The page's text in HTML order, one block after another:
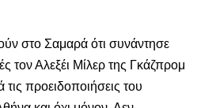
στο Σαμαρά ότι συνάντησε
τον Αλεξέι Μίλερ της Γκάζπρομ
τις προειδοποιήσεις του